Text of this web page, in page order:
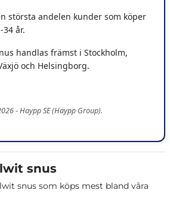
största andelen kunder som köper
år.
handlas främst i Stockholm,
och Helsingborg.
- Haypp SE (Haypp Group).
snus
snus som köps mest bland våra